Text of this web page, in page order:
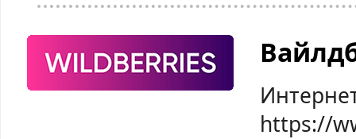
https://